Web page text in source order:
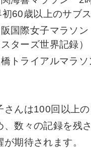
60歳以上のサブ
国際女子マラソ
ターズ世界記録）
トライアルマラ
さんは100回以上
、数々の記録を残
期待されます。